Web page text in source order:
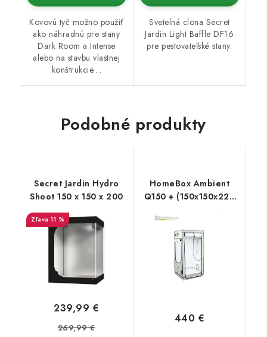
Kovovú tyč možno použiť
ako náhradnú pre stany
Dark Room a Intense
alebo na stavbu vlastnej
konštrukcie....
Svetelná clona Secret
Jardin Light Baffle DF16
pre pestovateľské stany.
Podobné produkty
Secret Jardin Hydro
Shoot 150 x 150 x 200
11 %
239,99 €
269,99 €
HomeBox Ambient
Q150 + (150x150x220
440 €